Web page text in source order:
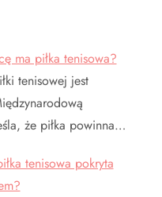
ma piłka tenisowa?
tenisowej jest
że piłka powinna…
tenisowa pokryta